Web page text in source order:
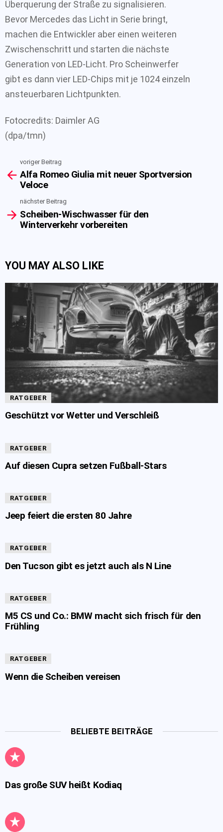
Überquerung der Straße zu signalisieren.
Bevor Mercedes das Licht in Serie bringt,
machen die Entwickler aber einen weiteren
Zwischenschritt und starten die nächste
Generation von LED-Licht. Pro Scheinwerfer
gibt es dann vier LED-Chips mit je 1024 einzeln
ansteuerbaren Lichtpunkten.
Fotocredits: Daimler AG
(dpa/tmn)
more
voriger Beitrag
Alfa Romeo Giulia mit neuer Sportversion
Veloce
nächster Beitrag
Scheiben-Wischwasser für den
Winterverkehr vorbereiten
YOU MAY ALSO LIKE
RATGEBER
Geschützt vor Wetter und Verschleiß
RATGEBER
Auf diesen Cupra setzen Fußball-Stars
RATGEBER
Jeep feiert die ersten 80 Jahre
RATGEBER
Den Tucson gibt es jetzt auch als N Line
RATGEBER
M5 CS und Co.: BMW macht sich frisch für den
Frühling
RATGEBER
Wenn die Scheiben vereisen
BELIEBTE BEITRÄGE
Das große SUV heißt Kodiaq